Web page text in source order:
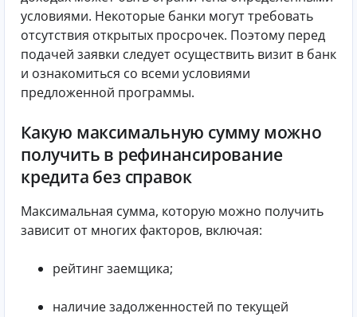
условиями. Некоторые банки могут требовать
отсутствия открытых просрочек. Поэтому перед
подачей заявки следует осуществить визит в банк
и ознакомиться со всеми условиями
предложенной программы.
Какую максимальную сумму можно
получить в рефинансирование
кредита без справок
Максимальная сумма, которую можно получить
зависит от многих факторов, включая:
рейтинг заемщика;
наличие задолженностей по текущей